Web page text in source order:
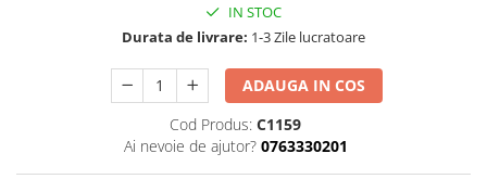
IN STOC
Durata de livrare: 1-3 Zile lucratoare
ADAUGA IN COS
Cod Produs: C1159
Ai nevoie de ajutor? 0763330201